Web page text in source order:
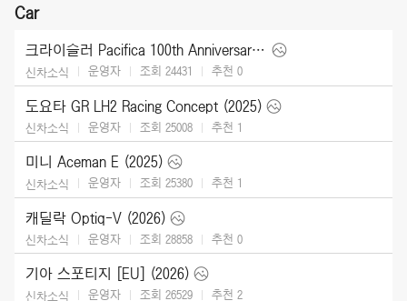
Car
크라이슬러 Pacifica 100th Anniversary Edition (2026)
신차소식 운영자 조회 24431 추천 0
도요타 GR LH2 Racing Concept (2025)
신차소식 운영자 조회 25008 추천 1
미니 Aceman E (2025)
신차소식 운영자 조회 25380 추천 1
캐딜락 Optiq-V (2026)
신차소식 운영자 조회 28858 추천 0
기아 스포티지 [EU] (2026)
신차소식 운영자 조회 26529 추천 2